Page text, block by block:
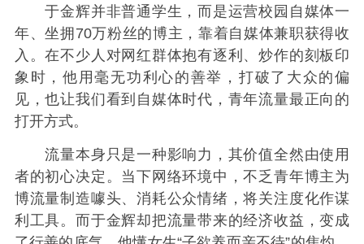
于金辉并非普通学生，而是运营校园自媒体一
年、坐拥70万粉丝的博主，靠着自媒体兼职获得收
入。在不少人对网红群体抱有逐利、炒作的刻板印
象时，他用毫无功利心的善举，打破了大众的偏
见，也让我们看到自媒体时代，青年流量最正向的
打开方式。
流量本身只是一种影响力，其价值全然由使用
者的初心决定。当下网络环境中，不乏青年博主为
博流量制造噱头、消耗公众情绪，将关注度化作谋
利工具。而于金辉却把流量带来的经济收益，变成